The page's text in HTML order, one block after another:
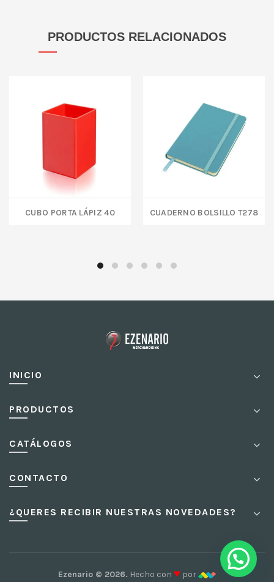
PRODUCTOS RELACIONADOS
CUBO PORTA LÁPIZ 40 CUADERNO BOLSILLO T278
INICIO
PRODUCTOS
CATÁLOGOS
CONTACTO
¿QUERES RECIBIR NUESTRAS NOVEDADES?
Ezenario © 2026. Hecho con ♥ por